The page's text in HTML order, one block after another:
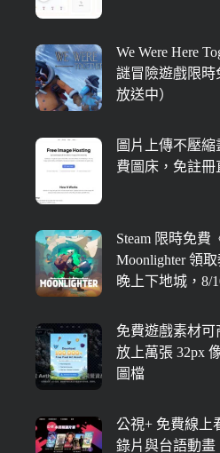
We Were Here
謎冒險遊戲限時
放送中）
圖片上傳不壓縮
費圖床，免註
Steam 限時免費
Moonlighter 領
晚上下地城，8/
免費遊戲素材可
放上萬張 32px
圖檔
公視+ 免費線上
錄片與台語動畫